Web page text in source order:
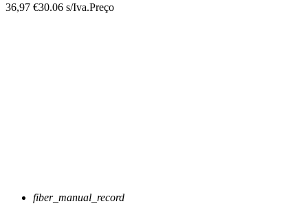
36,97 €30.06 s/Iva.Preço
fiber_manual_record